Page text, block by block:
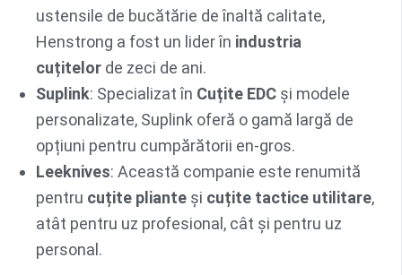
ustensile de bucătărie de înaltă calitate,
Henstrong a fost un lider în industria
cuțitelor de zeci de ani.
Suplink: Specializat în Cuțite EDC și modele
personalizate, Suplink oferă o gamă largă de
opțiuni pentru cumpărătorii en-gros.
Leeknives: Această companie este renumită
pentru cuțite pliante şi cuțite tactice utilitare,
atât pentru uz profesional, cât și pentru uz
personal.